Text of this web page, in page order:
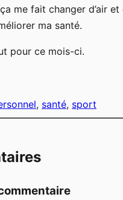
me fait changer d’air et
ma santé.
pour ce mois-ci.
, santé, sport